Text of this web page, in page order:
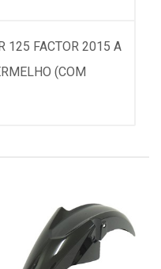
125 FACTOR 2015 A
(COM